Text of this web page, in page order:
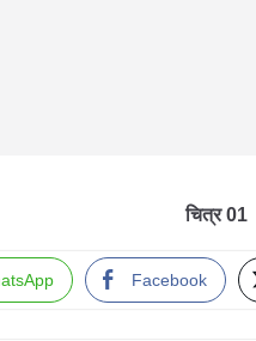
चित्र 01
Facebook